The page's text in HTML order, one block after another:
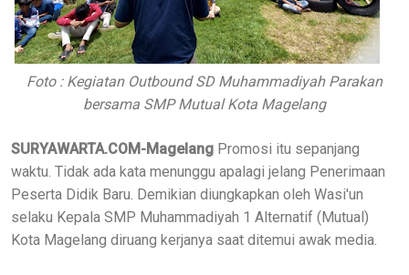
Foto : Kegiatan Outbound SD Muhammadiyah Parakan
bersama SMP Mutual Kota Magelang
SURYAWARTA.COM-Magelang Promosi itu sepanjang
waktu. Tidak ada kata menunggu apalagi jelang Penerimaan
Peserta Didik Baru. Demikian diungkapkan oleh Wasi'un
selaku Kepala SMP Muhammadiyah 1 Alternatif (Mutual)
Kota Magelang diruang kerjanya saat ditemui awak media.